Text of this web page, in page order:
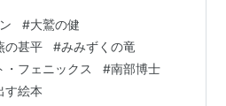
年たちは、南部はかせの しれ
かう ために、つばさの マント
変身した。少年たちの 四だい
変身していった。 そして、五
#大鷲の健
の甚平 #みみずくの竜
・フェニックス #南部博士
す絵本